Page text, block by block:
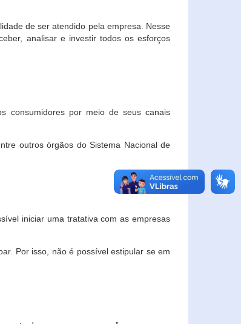
de ser atendido pela empresa. Nesse
analisar e investir todos os esforços
consumidores por meio de seus canais
outros órgãos do Sistema Nacional de
iniciar uma tratativa com as empresas
Por isso, não é possível estipular se em